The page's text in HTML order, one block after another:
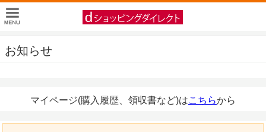
お知らせ
マイページ(購入履歴、領収書など)はこちらから